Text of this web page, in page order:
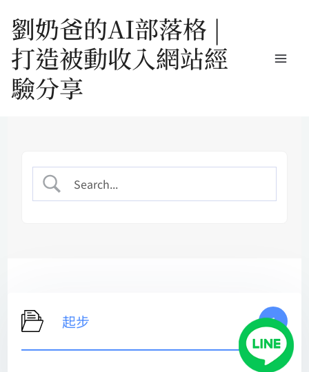
至
主
要
劉奶爸的AI部落格 |
打造被動收入網站經
驗分享
起步 1